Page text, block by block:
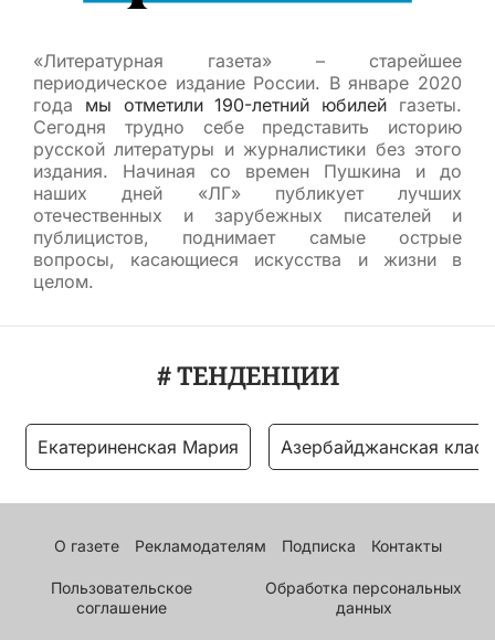
«Литературная газета» – старейшее
периодическое издание России. В январе 2020
года мы отметили 190-летний юбилей газеты.
Сегодня трудно себе представить историю
русской литературы и журналистики без этого
издания. Начиная со времен Пушкина и до
наших дней «ЛГ» публикует лучших
отечественных и зарубежных писателей и
публицистов, поднимает самые острые
вопросы, касающиеся искусства и жизни в
целом.
# ТЕНДЕНЦИИ
Екатериненская Мария Азербайджанская
О газете Рекламодателям Подписка Контакты
Пользовательское
соглашение
Обработка персональных
данных